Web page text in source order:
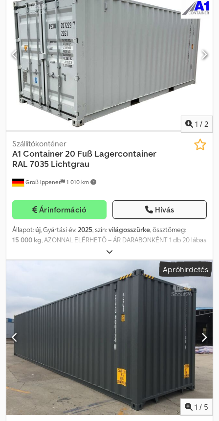
1 / 2
Groß Ippener 1 010 km
Szállítókonténer
A1 Container20 Fuß Lagercontainer
RAL 7035 Lichtgrau
Árinformáció Hívás
Állapot:új, Gyártási év:2025, szín:világosszürke, össztömeg:
15 000 kg, AZONNAL ELÉRHETŐ – ÁR DARABONKÉNT 1 db 20 lábas
konténer Külső méretek: kb. 6,0 x 2,44 x 2,6 méter (HxSzxM),
minden méret hozzávetőleges Festés: RAL 7035 (világosszürke) •
Kétszárnyú zárható ajtó • Fapadló • Villástargonca zsebek • Állapot:
új Az ajánlat visszavonásig érvényes, garancia és felelősségvállalás
nélkül. Köztes értékesítés jogát fenntartjuk. A vásárlás a fizetés
beérkezésével válik érvényessé. Az áru a teljes vételár kifizetéséig
a mi tulajdonunkban marad. Csak euróban történő fizetést
fogadunk el, költségek nélkül az eladó számára, kizárólag banki
átutalással vagy készpénzben. Csekket nem fogadunk el. Az ár
darabonként értendő. Dwodpowchh Ujfx Aavja
Apróhirdetés
1 / 5